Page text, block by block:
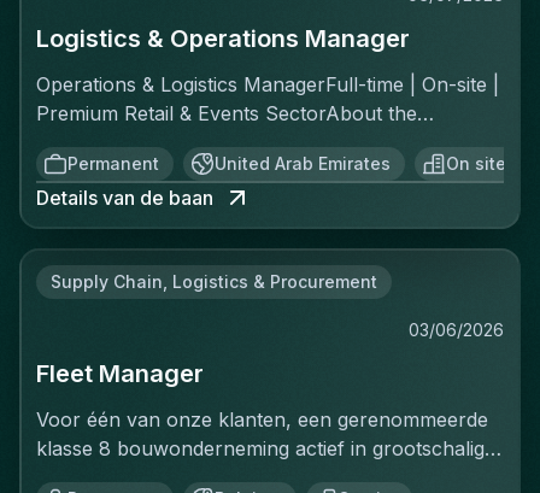
Logistics & Operations Manager
Operations & Logistics ManagerFull-time | On-site |
Premium Retail & Events SectorAbout the
RoleYou'll own the complete logistics chain for a
fast-moving, asset-light operation across two
distinct channels: ecommerce fulfillment and
offline private events. This is a greenfield
means you'll build the standard operating
reporting structure from scratch. You report
directly to the Chief Operating Officer and will be
moves.Key ResponsibilitiesInbound & Inventory
ControlReceive and validate all inbound stock
Permanent United Arab Emirates On site
Details van de baan
Supply Chain, Logistics & Procurement
03/06/2026
Fleet Manager
Voor één van onze klanten, een gerenommeerde
klasse 8 bouwonderneming actief in grootschalige
bouw- en infrastructuurprojecten, zijn wij op zoek